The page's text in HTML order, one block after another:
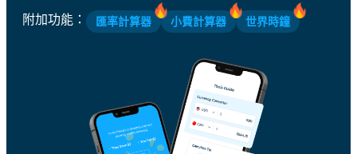
附加功能 ： 匯率計算器 小費計算器 世界時鐘